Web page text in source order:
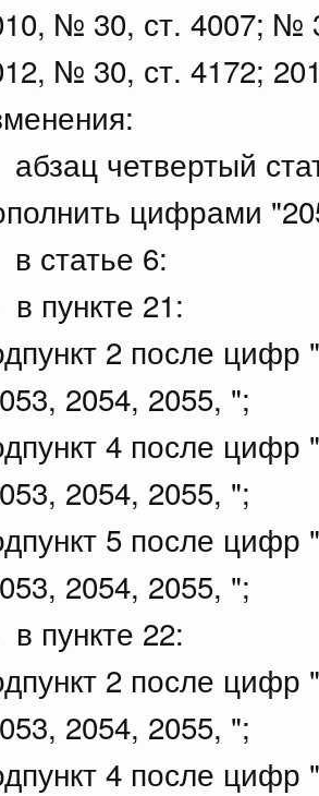
№ 30, ст. 4007; №
№ 30, ст. 4172;
абзац четвертый
цифрами
статье 6:
пункте 21:
2 после
2054, 2055, ";
4 после
2054, 2055, ";
5 после
2054, 2055, ";
пункте 22:
2 после
2054, 2055, ";
4 после